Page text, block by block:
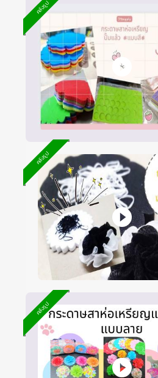
คลังรูป
คลังรูป
คลังรูป